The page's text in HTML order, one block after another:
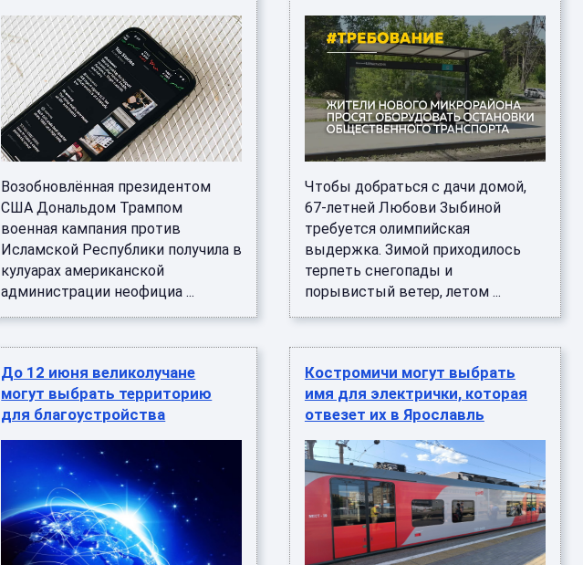
Возобновлённая президентом
США Дональдом Трампом
военная кампания против
Исламской Республики получила в
кулуарах американской
администрации неофициа ...
Чтобы добраться с дачи домой,
67-летней Любови Зыбиной
требуется олимпийская
выдержка. Зимой приходилось
терпеть снегопады и
порывистый ветер, летом ...
До 12 июня великолучане
могут выбрать территорию
для благоустройства
Костромичи могут выбрать
имя для электрички, которая
отвезет их в Ярославль